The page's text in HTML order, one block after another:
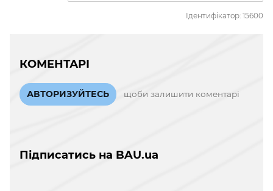
Ідентифікатор: 15600
КОМЕНТАРІ
АВТОРИЗУЙТЕСЬ щоби залишити коментарі
Підписатись на BAU.ua